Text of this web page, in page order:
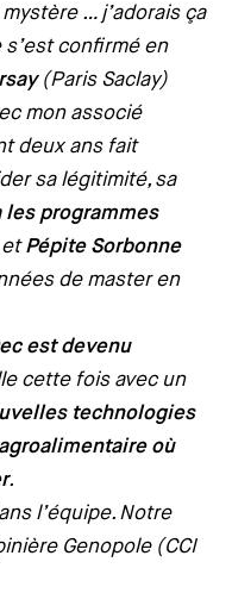
… j’adorais ça
confirmé en
(Paris Saclay)
mon associé
deux ans fait
sa légitimité, sa
les programmes
etPépite Sorbonne
de master en
est devenu
cette fois avec un
technologies
où
.
l’équipe. Notre
Genopole (CCI